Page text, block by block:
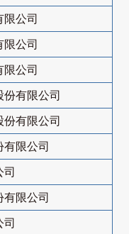
公司
公司
公司
有限公司
有限公司
限公司
限公司